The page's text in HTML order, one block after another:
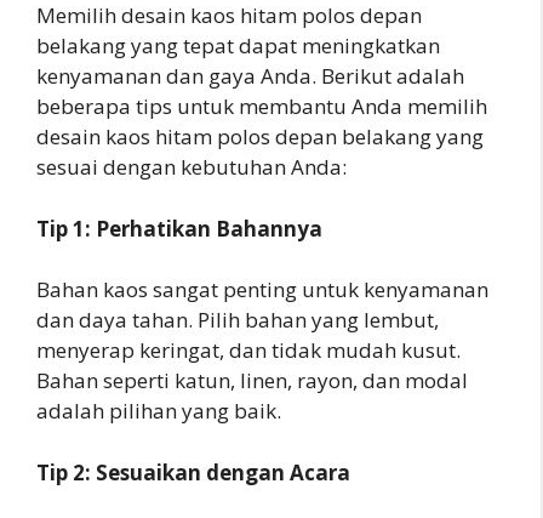
Memilih desain kaos hitam polos depan
belakang yang tepat dapat meningkatkan
kenyamanan dan gaya Anda. Berikut adalah
beberapa tips untuk membantu Anda memilih
desain kaos hitam polos depan belakang yang
sesuai dengan kebutuhan Anda:
Tip 1: Perhatikan Bahannya
Bahan kaos sangat penting untuk kenyamanan
dan daya tahan. Pilih bahan yang lembut,
menyerap keringat, dan tidak mudah kusut.
Bahan seperti katun, linen, rayon, dan modal
adalah pilihan yang baik.
Tip 2: Sesuaikan dengan Acara